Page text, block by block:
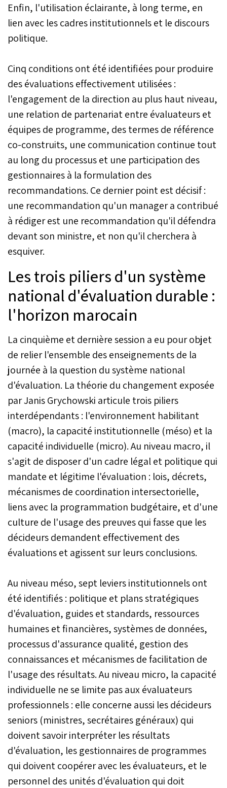
Enfin, l'utilisation éclairante, à long terme, en
lien avec les cadres institutionnels et le discours
politique.
Cinq conditions ont été identifiées pour produire
des évaluations effectivement utilisées :
l'engagement de la direction au plus haut niveau,
une relation de partenariat entre évaluateurs et
équipes de programme, des termes de référence
co-construits, une communication continue tout
au long du processus et une participation des
gestionnaires à la formulation des
recommandations. Ce dernier point est décisif :
une recommandation qu'un manager a contribué
à rédiger est une recommandation qu'il défendra
devant son ministre, et non qu'il cherchera à
esquiver.
Les trois piliers d'un système
national d'évaluation durable :
l'horizon marocain
La cinquième et dernière session a eu pour objet
de relier l'ensemble des enseignements de la
journée à la question du système national
d'évaluation. La théorie du changement exposée
par Janis Grychowski articule trois piliers
interdépendants : l'environnement habilitant
(macro), la capacité institutionnelle (méso) et la
capacité individuelle (micro). Au niveau macro, il
s'agit de disposer d'un cadre légal et politique qui
mandate et légitime l'évaluation : lois, décrets,
mécanismes de coordination intersectorielle,
liens avec la programmation budgétaire, et d'une
culture de l'usage des preuves qui fasse que les
décideurs demandent effectivement des
évaluations et agissent sur leurs conclusions.
Au niveau méso, sept leviers institutionnels ont
été identifiés : politique et plans stratégiques
d'évaluation, guides et standards, ressources
humaines et financières, systèmes de données,
processus d'assurance qualité, gestion des
connaissances et mécanismes de facilitation de
l'usage des résultats. Au niveau micro, la capacité
individuelle ne se limite pas aux évaluateurs
professionnels : elle concerne aussi les décideurs
seniors (ministres, secrétaires généraux) qui
doivent savoir interpréter les résultats
d'évaluation, les gestionnaires de programmes
qui doivent coopérer avec les évaluateurs, et le
personnel des unités d'évaluation qui doit